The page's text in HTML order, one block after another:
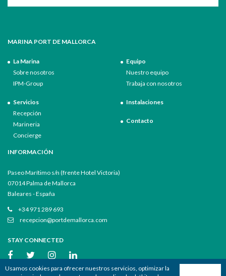
MARINA PORT DE MALLORCA
La Marina
Sobre nosotros
IPM-Group
Servicios
Recepción
Marineria
Concierge
Equipo
Nuestro equipo
Trabaja con nosotros
Instalaciones
Contacto
INFORMACIÓN
Paseo Marítimo s/n (frente Hotel Victoria)
07014 Palma de Mallorca
Baleares - España
+34 971 289 693
recepcion@portdemallorca.com
STAY CONNECTED
Usamos cookies para ofrecer nuestros servicios, optimizar la